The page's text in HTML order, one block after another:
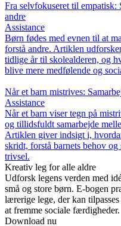
Fra selvfokuseret til
andre
Assistance
Børn fødes med evnen til at
forstå andre. Artiklen
tidlige år til skolealderen, og
blive mere medfølende og
Når et barn mistrives:
Assistance
Når et barn viser tegn på
og tillidsfuldt samarbejde
Artiklen giver indsigt i,
skridt, forstå barnets behov
trivsel.
Kreativ leg for alle aldre
Udforsk legens verden med
små og store børn. E-bogen
lærerige lege, der kan
at fremme sociale færdigheder.
Download nu